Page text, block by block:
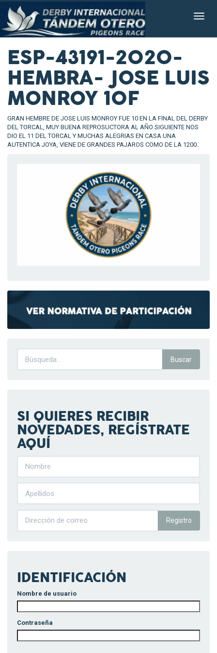
ESP-43191-2020-
HEMBRA- JOSE LUIS
MONROY 10F
GRAN HEMBRE DE JOSE LUIS MONROY FUE 10 EN LA FINAL DEL DERBY
DEL TORCAL, MUY BUENA REPROSUCTORA AL AÑO SIGUIENTE NOS
DIO EL 11 DEL TORCAL Y MUCHAS ALEGRIAS EN CASA UNA
AUTENTICA JOYA, VIENE DE GRANDES PAJAROS COMO DE LA 1200.
SI QUIERES RECIBIR
NOVEDADES, REGÍSTRATE
AQUÍ
Registro
IDENTIFICACIÓN
Nombre de usuario
Contraseña